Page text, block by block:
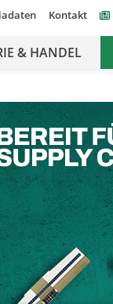
Kontakt
& HANDEL